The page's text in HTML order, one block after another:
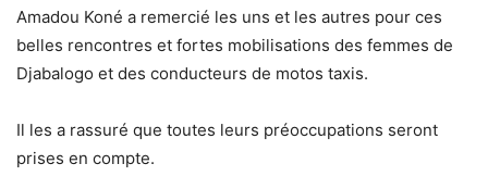
Amadou Koné a remercié les uns et les autres pour ces
belles rencontres et fortes mobilisations des femmes de
Djabalogo et des conducteurs de motos taxis.
Il les a rassuré que toutes leurs préoccupations seront
prises en compte.